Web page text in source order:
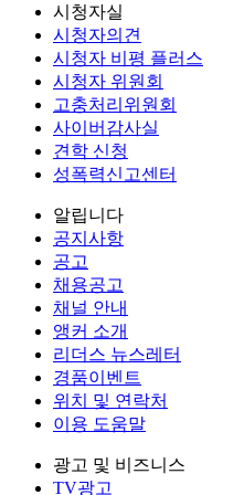
시청자실
시청자의견
시청자 비평 플러스
시청자 위원회
고충처리위원회
사이버감사실
견학 신청
성폭력신고센터
알립니다
공지사항
공고
채용공고
채널 안내
앵커 소개
리더스 뉴스레터
경품이벤트
위치 및 연락처
이용 도움말
광고 및 비즈니스
TV광고